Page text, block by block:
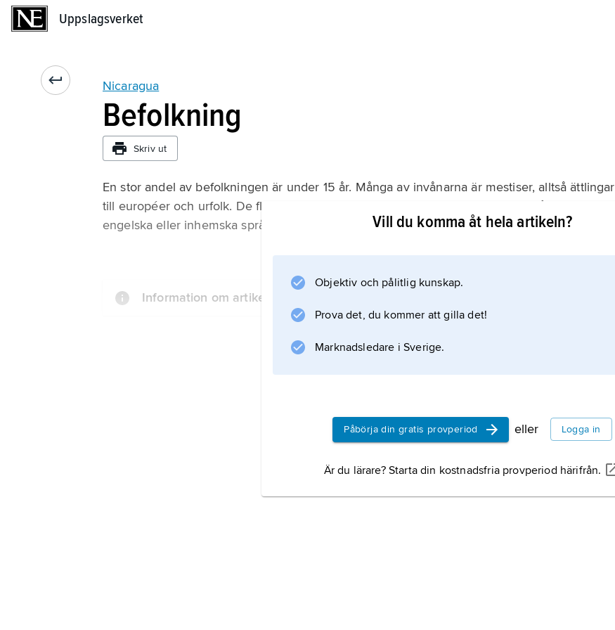
Uppslagsverket
Nicaragua
Befolkning
Skriv ut
En stor andel av befolkningen är under 15 år. Många av invånarna är mestiser, alltså ättlingar
till européer och urfolk. De flesta talar spanska och är katoliker. I öster är det många som talar
engelska eller inhemska språk och är protestanter.
Information om artikeln
Vill du komma åt hela artikeln?
Objektiv och pålitlig kunskap.
Prova det, du kommer att gilla det!
Marknadsledare i Sverige.
Påbörja din gratis provperiod eller Logga in
Är du lärare? Starta din kostnadsfria provperiod härifrån.